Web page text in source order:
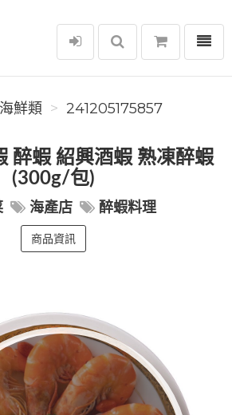
選單
鮮類 241205175857
醉蝦 紹興酒蝦 熟凍醉蝦
(300g/包)
海產店 醉蝦料理
商品資訊